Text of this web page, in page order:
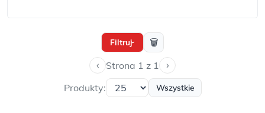
Filtruj› 🗑
‹ Strona 1 z 1 ›
Produkty: Wszystkie